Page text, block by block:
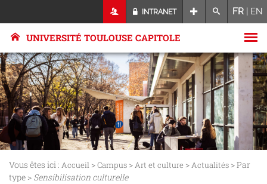
INTRANET FR | EN
UNIVERSITÉ TOULOUSE CAPITOLE
Vous êtes ici : Accueil >Campus >Art et culture >Actualités > Par
type > Sensibilisation culturelle